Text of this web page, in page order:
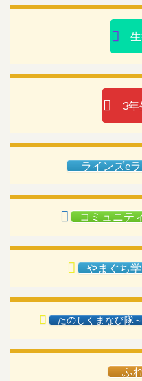
3年
ラインズe
コミュニテ
やまぐち
たのしくまなび隊
ふ